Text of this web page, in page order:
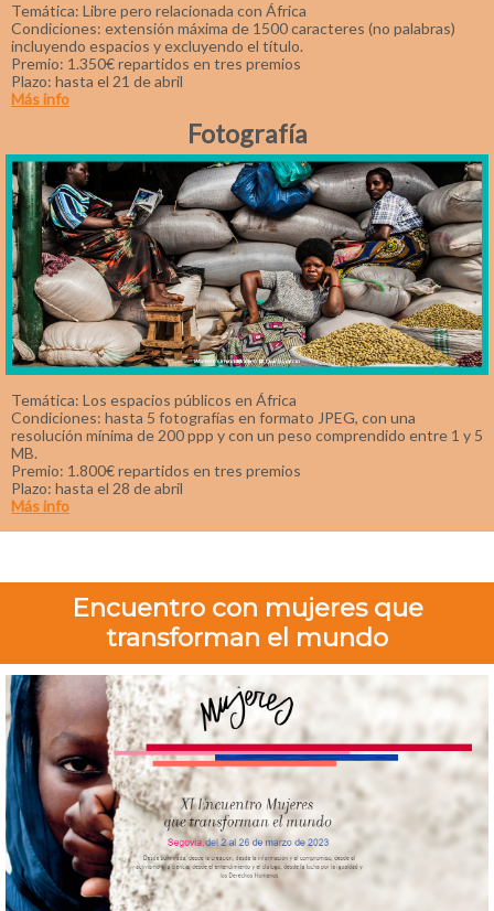
Temática: Libre pero relacionada con África
Condiciones: extensión máxima de 1500 caracteres (no palabras)
incluyendo espacios y excluyendo el título.
Premio: 1.350€ repartidos en tres premios
Plazo: hasta el 21 de abril
Más info
Fotografía
Temática: Los espacios públicos en África
Condiciones: hasta 5 fotografías en formato JPEG, con una
resolución mínima de 200 ppp y con un peso comprendido entre 1 y 5
MB.
Premio: 1.800€ repartidos en tres premios
Plazo: hasta el 28 de abril
Más info
Encuentro con mujeres que
transforman el mundo